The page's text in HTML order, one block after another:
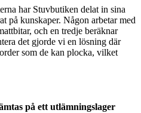
har Stuvbutiken delat in sina
på kunskaper. Någon arbetar med
och en tredje beräknar
det gjorde vi en lösning där
som de kan plocka, vilket
på ett utlämningslager